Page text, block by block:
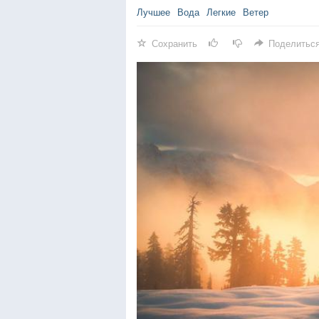
Лучшее Вода Легкие Ветер
Сохранить